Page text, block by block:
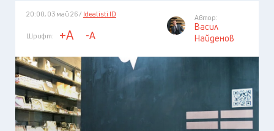
20:00, 03 май 26 / Idealisti ID
Шрифт: +A -A
Автор:
Васил
Найденов